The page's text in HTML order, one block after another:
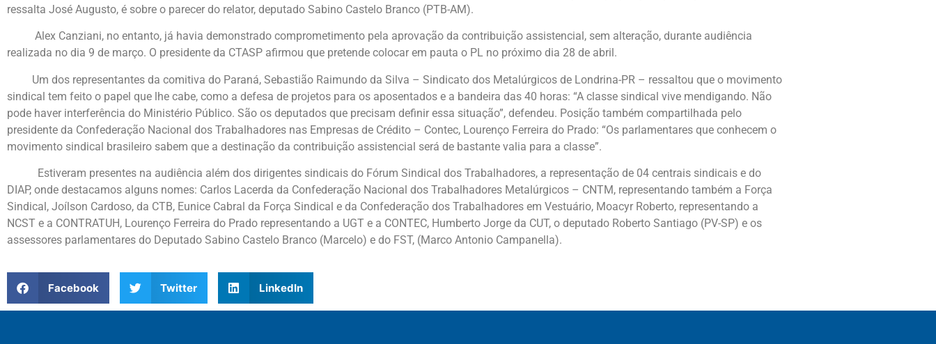
ressalta José Augusto, é sobre o parecer do relator, deputado Sabino Castelo Branco (PTB-AM).
Alex Canziani, no entanto, já havia demonstrado comprometimento pela aprovação da contribuição assistencial, sem alteração, durante audiência
realizada no dia 9 de março. O presidente da CTASP afirmou que pretende colocar em pauta o PL no próximo dia 28 de abril.
Um dos representantes da comitiva do Paraná, Sebastião Raimundo da Silva – Sindicato dos Metalúrgicos de Londrina-PR – ressaltou que o movimento
sindical tem feito o papel que lhe cabe, como a defesa de projetos para os aposentados e a bandeira das 40 horas: “A classe sindical vive mendigando. Não
pode haver interferência do Ministério Público. São os deputados que precisam definir essa situação”, defendeu. Posição também compartilhada pelo
presidente da Confederação Nacional dos Trabalhadores nas Empresas de Crédito – Contec, Lourenço Ferreira do Prado: “Os parlamentares que conhecem o
movimento sindical brasileiro sabem que a destinação da contribuição assistencial será de bastante valia para a classe”.
Estiveram presentes na audiência além dos dirigentes sindicais do Fórum Sindical dos Trabalhadores, a representação de 04 centrais sindicais e do
DIAP, onde destacamos alguns nomes: Carlos Lacerda da Confederação Nacional dos Trabalhadores Metalúrgicos – CNTM, representando também a Força
Sindical, Joílson Cardoso, da CTB, Eunice Cabral da Força Sindical e da Confederação dos Trabalhadores em Vestuário, Moacyr Roberto, representando a
NCST e a CONTRATUH, Lourenço Ferreira do Prado representando a UGT e a CONTEC, Humberto Jorge da CUT, o deputado Roberto Santiago (PV-SP) e os
assessores parlamentares do Deputado Sabino Castelo Branco (Marcelo) e do FST, (Marco Antonio Campanella).
Facebook Twitter LinkedIn